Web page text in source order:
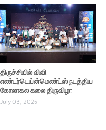
திருச்சியில் விவி
எண்டர்டெய்ன்மெண்ட்ஸ் நடத்திய
கோலாகல கலை திருவிழா
July 03, 2026